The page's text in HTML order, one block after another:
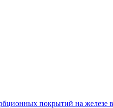
покрытий на железе